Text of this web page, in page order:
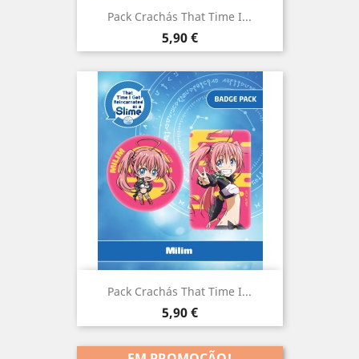
Pack Crachás That Time I...
Preço
5,90 €
Pack Crachás That Time I...
Preço
5,90 €